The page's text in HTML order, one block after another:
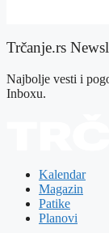
Trčanje.rs
Najbolje vesti i
Inboxu.
Kalendar
Magazin
Patike
Planovi